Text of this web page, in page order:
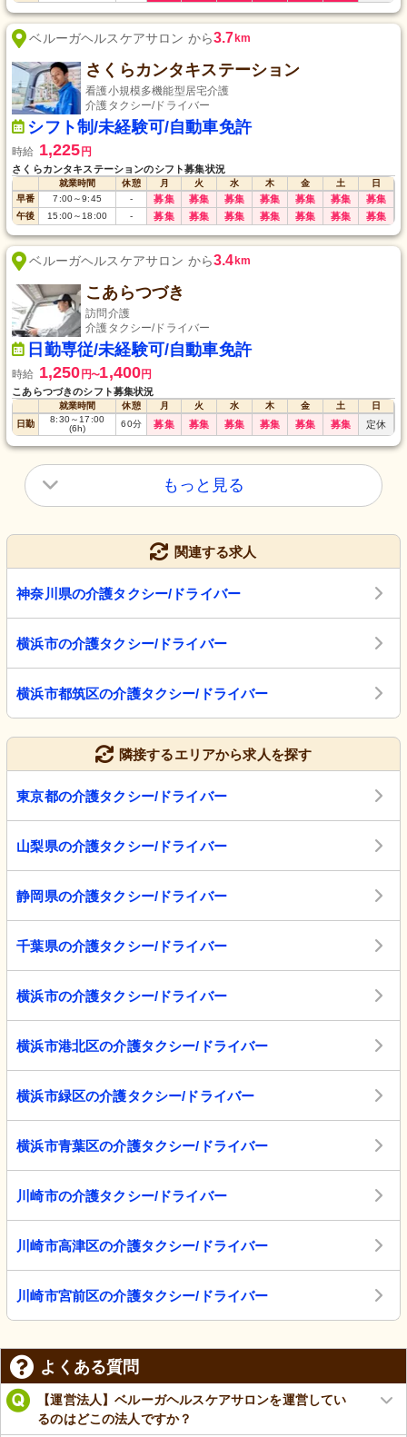
ベルーガヘルスケアサロン から3.7 km
さくらカンタキステーション
看護小規模多機能型居宅介護
介護タクシー/ドライバー
シフト制/未経験可/自動車免許
時給 1,225円
さくらカンタキステーションのシフト募集状況
就業時間 休憩 月 火 水 木 金 土
日
早番
7:00～9:45 - 募集 募集 募集 募集 募集 募集 募集
午後 15:00～ 18:00 - 募集 募集 募集 募集 募集 募集 募集
ベルーガヘルスケアサロン から3.4 km
こあらつづき
訪問介護
介護タクシー/ドライバー
日勤専従/未経験可/自動車免許
時給 1,250円〜1,400円
こあらつづきのシフト募集状況
就業時間 休憩 月 火 水 木 金 土
日
日勤
8:30～ 17:00
(6h)
60分 募集 募集 募集 募集 募集 募集 定休
もっと見る
関連する求人
神奈川県の介護タクシー/ドライバー
横浜市の介護タクシー/ドライバー
横浜市都筑区の介護タクシー/ドライバー
隣接するエリアから求人を探す
東京都の介護タクシー/ドライバー
山梨県の介護タクシー/ドライバー
静岡県の介護タクシー/ドライバー
千葉県の介護タクシー/ドライバー
横浜市の介護タクシー/ドライバー
横浜市港北区の介護タクシー/ドライバー
横浜市緑区の介護タクシー/ドライバー
横浜市青葉区の介護タクシー/ドライバー
川崎市の介護タクシー/ドライバー
川崎市高津区の介護タクシー/ドライバー
川崎市宮前区の介護タクシー/ドライバー
よくある質問
【運営法人】ベルーガヘルスケアサロンを運営してい
るのはどこの法人ですか？